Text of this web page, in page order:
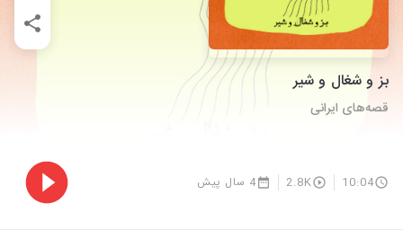
بز و شغال و شیر
قصه‌های ایرانی
10:04
2.8K 4 سال پیش